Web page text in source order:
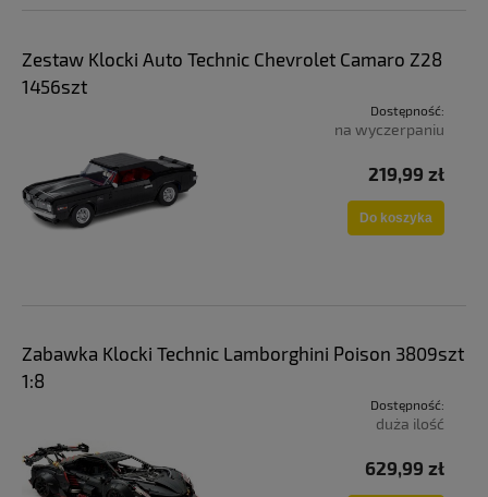
Zestaw Klocki Auto Technic Chevrolet Camaro Z28
1456szt
Dostępność:
na wyczerpaniu
219,99 zł
Do koszyka
Zabawka Klocki Technic Lamborghini Poison 3809szt
1:8
Dostępność:
duża ilość
629,99 zł